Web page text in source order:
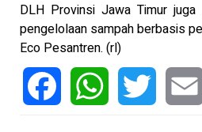
DLH Provinsi Jawa Timur juga
pengelolaan sampah berbasis
Eco Pesantren. (rl)